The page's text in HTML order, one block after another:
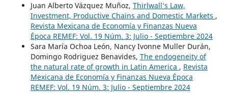
Juan Alberto Vázquez Muñoz, Thirlwall’s Law,
Investment, Productive Chains and Domestic Markets ,
Revista Mexicana de Economía y Finanzas Nueva
Época REMEF: Vol. 19 Núm. 3: Julio - Septiembre 2024
Sara María Ochoa León, Nancy Ivonne Muller Durán,
Domingo Rodriguez Benavides, The endogeneity of
the natural rate of growth in Latin America , Revista
Mexicana de Economía y Finanzas Nueva Época
REMEF: Vol. 19 Núm. 3: Julio - Septiembre 2024